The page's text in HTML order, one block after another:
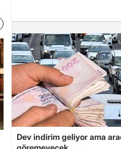
Dev indirim geliyor ama